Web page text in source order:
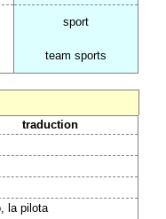
sport
team sports
traduction
la pilota